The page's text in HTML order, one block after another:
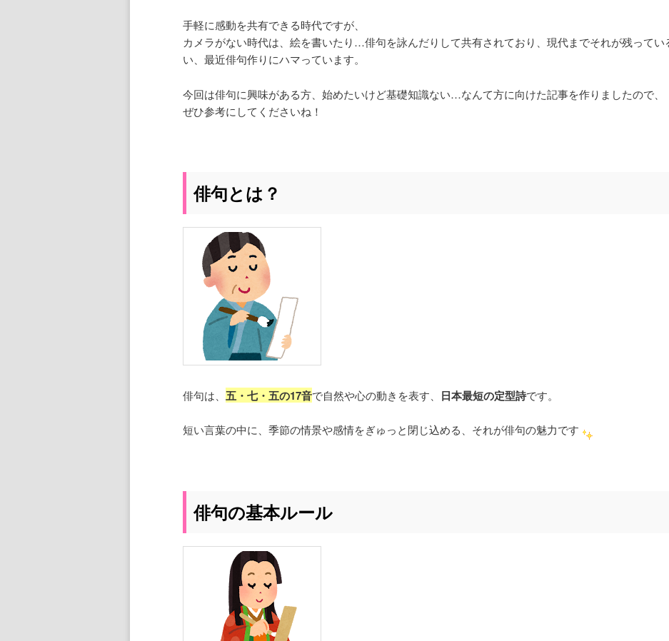
手軽に感動を共有できる時代ですが、
カメラがない時代は、絵を書いたり…俳句を詠んだりして共有されており、現代までそれが残ってい
い、最近俳句作りにハマっています。
今回は俳句に興味がある方、始めたいけど基礎知識ない…なんて方に向けた記事を作りましたので、
ぜひ参考にしてくださいね！
俳句とは？
俳句は、五・七・五の17音で自然や心の動きを表す、 日本最短の定型詩です。
短い言葉の中に、季節の情景や感情をぎゅっと閉じ込める、それが俳句の魅力です
俳句の基本ルール